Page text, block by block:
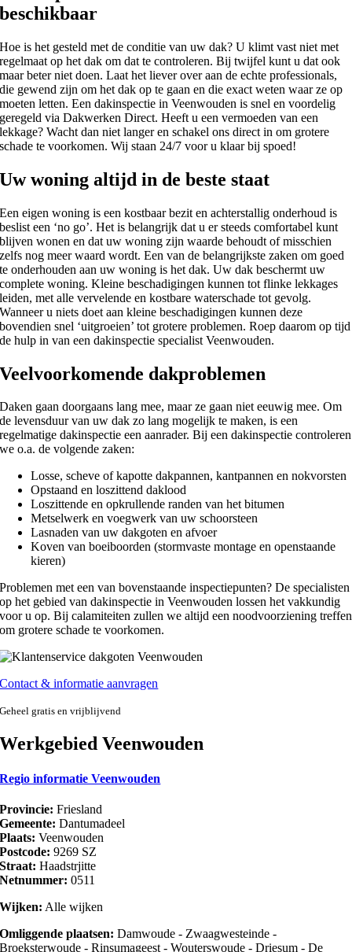
beschikbaar
Hoe is het gesteld met de conditie van uw dak? U klimt vast niet met
regelmaat op het dak om dat te controleren. Bij twijfel kunt u dat ook
maar beter niet doen. Laat het liever over aan de echte professionals,
die gewend zijn om het dak op te gaan en die exact weten waar ze op
moeten letten. Een dakinspectie in Veenwouden is snel en voordelig
geregeld via Dakwerken Direct. Heeft u een vermoeden van een
lekkage? Wacht dan niet langer en schakel ons direct in om grotere
schade te voorkomen. Wij staan 24/7 voor u klaar bij spoed!
Uw woning altijd in de beste staat
Een eigen woning is een kostbaar bezit en achterstallig onderhoud is
beslist een ‘no go’. Het is belangrijk dat u er steeds comfortabel kunt
blijven wonen en dat uw woning zijn waarde behoudt of misschien
zelfs nog meer waard wordt. Een van de belangrijkste zaken om goed
te onderhouden aan uw woning is het dak. Uw dak beschermt uw
complete woning. Kleine beschadigingen kunnen tot flinke lekkages
leiden, met alle vervelende en kostbare waterschade tot gevolg.
Wanneer u niets doet aan kleine beschadigingen kunnen deze
bovendien snel ‘uitgroeien’ tot grotere problemen. Roep daarom op tijd
de hulp in van een dakinspectie specialist Veenwouden.
Veelvoorkomende dakproblemen
Daken gaan doorgaans lang mee, maar ze gaan niet eeuwig mee. Om
de levensduur van uw dak zo lang mogelijk te maken, is een
regelmatige dakinspectie een aanrader. Bij een dakinspectie controleren
we o.a. de volgende zaken:
Losse, scheve of kapotte dakpannen, kantpannen en nokvorsten
Opstaand en loszittend daklood
Loszittende en opkrullende randen van het bitumen
Metselwerk en voegwerk van uw schoorsteen
Lasnaden van uw dakgoten en afvoer
Koven van boeiboorden (stormvaste montage en openstaande
kieren)
Problemen met een van bovenstaande inspectiepunten? De specialisten
op het gebied van dakinspectie in Veenwouden lossen het vakkundig
voor u op. Bij calamiteiten zullen we altijd een noodvoorziening treffen
om grotere schade te voorkomen.
Contact & informatie aanvragen
Geheel gratis en vrijblijvend
Werkgebied Veenwouden
Regio informatie Veenwouden
Provincie: Friesland
Gemeente: Dantumadeel
Plaats: Veenwouden
Postcode: 9269 SZ
Straat: Haadstrjitte
Netnummer: 0511
Wijken: Alle wijken
Omliggende plaatsen: Damwoude - Zwaagwesteinde -
Broeksterwoude - Rinsumageest - Wouterswoude - Driesum - De